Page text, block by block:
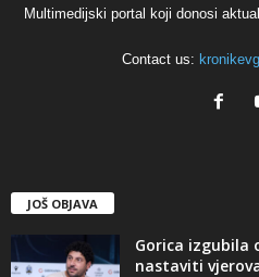
Multimedijski portal koji donosi
Contact us:
JOŠ OBJAVA
Gorica izgubila
nastaviti